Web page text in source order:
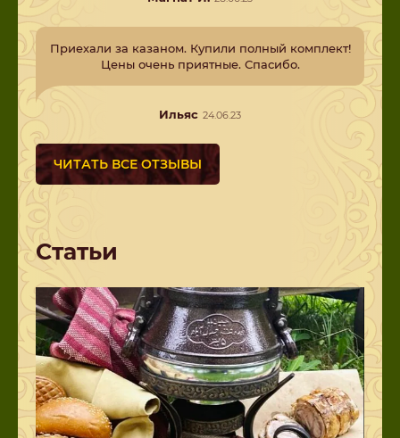
Приехали за казаном. Купили полный комплект!
Цены очень приятные. Спасибо.
Ильяс 24.06.23
ЧИТАТЬ ВСЕ ОТЗЫВЫ
Статьи